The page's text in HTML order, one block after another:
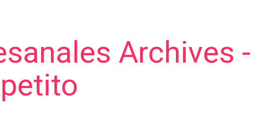
Archives -